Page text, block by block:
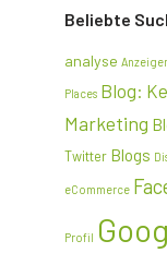
Beliebte
analyse
Places Blog:
Marketing
Twitter Blogs
eCommerce
Profil